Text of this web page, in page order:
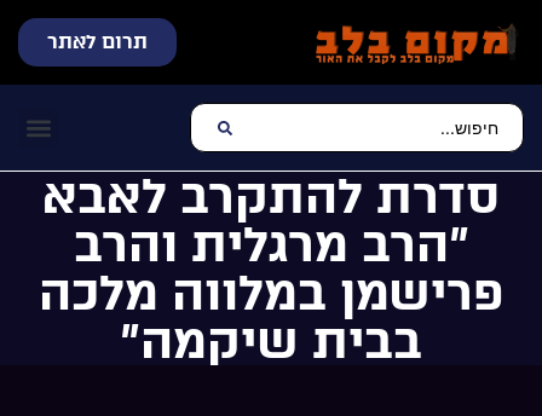
תרום לאתר
סדרת להתקרב לאבא
”הרב מרגלית והרב
פרישמן במלווה מלכה
בבית שיקמה”